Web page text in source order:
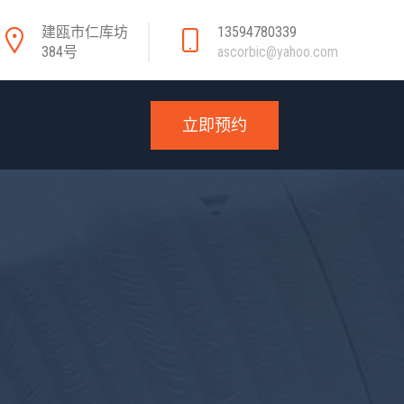
建瓯市仁库坊
384号
13594780339
ascorbic@yahoo.com
立即预约